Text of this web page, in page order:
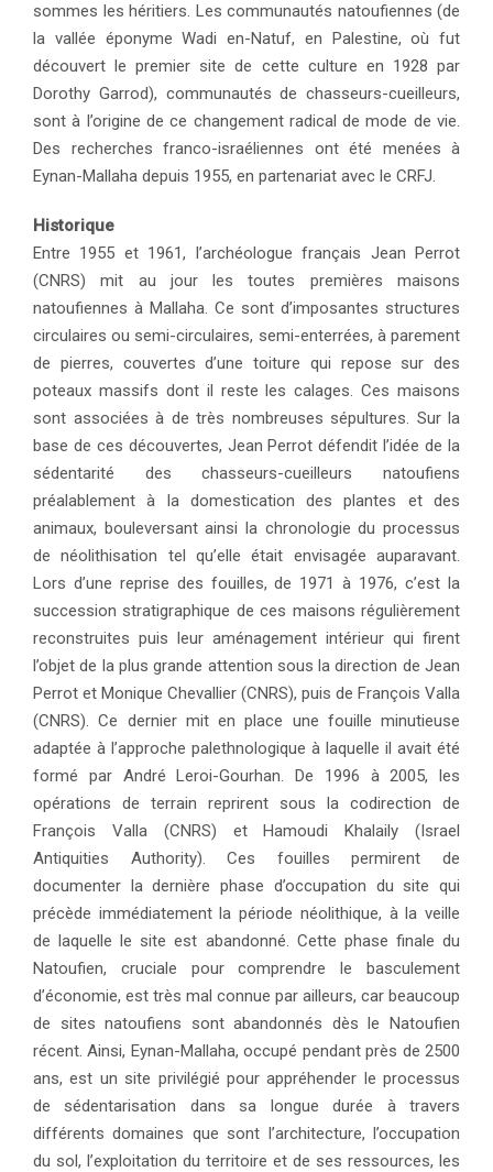
sommes les héritiers. Les communautés natoufiennes (de
la vallée éponyme Wadi en-Natuf, en Palestine, où fut
découvert le premier site de cette culture en 1928 par
Dorothy Garrod), communautés de chasseurs-cueilleurs,
sont à l’origine de ce changement radical de mode de vie.
Des recherches franco-israéliennes ont été menées à
Eynan-Mallaha depuis 1955, en partenariat avec le CRFJ.
Historique
Entre 1955 et 1961, l’archéologue français Jean Perrot
(CNRS) mit au jour les toutes premières maisons
natoufiennes à Mallaha. Ce sont d’imposantes structures
circulaires ou semi-circulaires, semi-enterrées, à parement
de pierres, couvertes d’une toiture qui repose sur des
poteaux massifs dont il reste les calages. Ces maisons
sont associées à de très nombreuses sépultures. Sur la
base de ces découvertes, Jean Perrot défendit l’idée de la
sédentarité des chasseurs-cueilleurs natoufiens
préalablement à la domestication des plantes et des
animaux, bouleversant ainsi la chronologie du processus
de néolithisation tel qu’elle était envisagée auparavant.
Lors d’une reprise des fouilles, de 1971 à 1976, c’est la
succession stratigraphique de ces maisons régulièrement
reconstruites puis leur aménagement intérieur qui firent
l’objet de la plus grande attention sous la direction de Jean
Perrot et Monique Chevallier (CNRS), puis de François Valla
(CNRS). Ce dernier mit en place une fouille minutieuse
adaptée à l’approche palethnologique à laquelle il avait été
formé par André Leroi-Gourhan. De 1996 à 2005, les
opérations de terrain reprirent sous la codirection de
François Valla (CNRS) et Hamoudi Khalaily (Israel
Antiquities Authority). Ces fouilles permirent de
documenter la dernière phase d’occupation du site qui
précède immédiatement la période néolithique, à la veille
de laquelle le site est abandonné. Cette phase finale du
Natoufien, cruciale pour comprendre le basculement
d’économie, est très mal connue par ailleurs, car beaucoup
de sites natoufiens sont abandonnés dès le Natoufien
récent. Ainsi, Eynan-Mallaha, occupé pendant près de 2500
ans, est un site privilégié pour appréhender le processus
de sédentarisation dans sa longue durée à travers
différents domaines que sont l’architecture, l’occupation
du sol, l’exploitation du territoire et de ses ressources, les